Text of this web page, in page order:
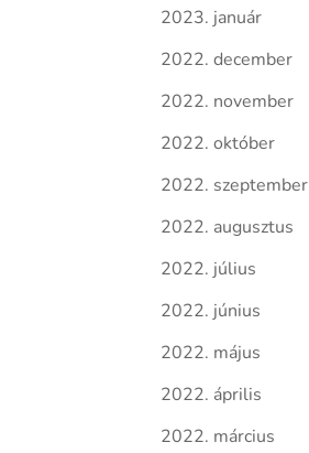
2023. január
2022. december
2022. november
2022. október
2022. szeptember
2022. augusztus
2022. július
2022. június
2022. május
2022. április
2022. március